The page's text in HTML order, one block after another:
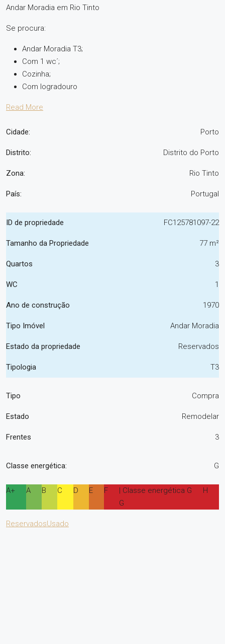
Andar Moradia em Rio Tinto
Se procura:
Andar Moradia T3;
Com 1 wc´;
Cozinha;
Com logradouro
Read More
Cidade: Porto
Distrito: Distrito do Porto
Zona: Rio Tinto
País: Portugal
ID de propriedade FC125781097-22
Tamanho da Propriedade 77 m²
Quartos 3
WC 1
Ano de construção 1970
Tipo Imóvel Andar Moradia
Estado da propriedade Reservados
Tipologia T3
Tipo Compra
Estado Remodelar
Frentes 3
Classe energética: G
A+ A B C D E F
| Classe energética G
G
H
ReservadosUsado